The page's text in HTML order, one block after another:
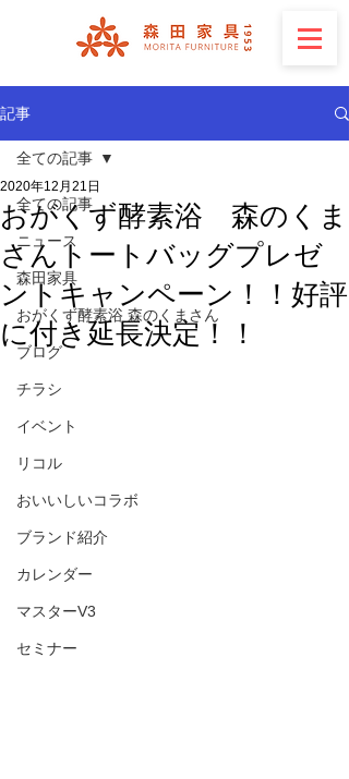
記事
全ての記事
ニュース
森田家具
おがくず酵素浴 森のくまさん
ブログ
チラシ
イベント
リコル
おいいしいコラボ
ブランド紹介
カレンダー
マスターV3
セミナー
全ての記事
おがくず酵素浴 森のくま
さんトートバッグプレゼ
ントキャンペーン！！好評
に付き延長決定！！
2020年12月21日